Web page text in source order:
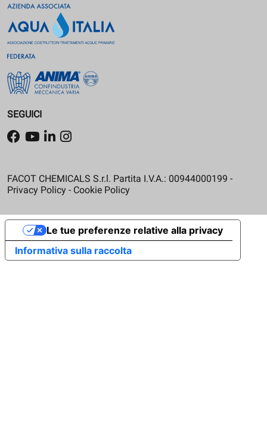
SEGUICI
FACOT CHEMICALS S.r.l. Partita I.V.A.: 00944000199 -
Privacy Policy - Cookie Policy
Informativa sulla raccolta
Le tue preferenze relative alla privacy